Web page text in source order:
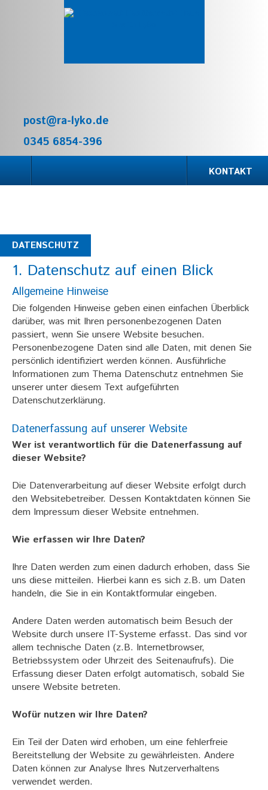
EHEVERTRAG
GEBÜHREN
ANFAHRT
IMPRESSUM
DATENSCHUTZ
JETZT ANRUFEN
ICH AKZEPTIERE DIE
DATENSCHUTZBESTIMMUNGEN.
post@ra-lyko.de
0345 6854-396
KONTAKT
DATENSCHUTZ
1. Datenschutz auf einen Blick
Allgemeine Hinweise
Die folgenden Hinweise geben einen einfachen Überblick
darüber, was mit Ihren personenbezogenen Daten
passiert, wenn Sie unsere Website besuchen.
Personenbezogene Daten sind alle Daten, mit denen Sie
persönlich identifiziert werden können. Ausführliche
Informationen zum Thema Datenschutz entnehmen Sie
unserer unter diesem Text aufgeführten
Datenschutzerklärung.
Datenerfassung auf unserer Website
Wer ist verantwortlich für die Datenerfassung auf
dieser Website?
Die Datenverarbeitung auf dieser Website erfolgt durch
den Websitebetreiber. Dessen Kontaktdaten können Sie
dem Impressum dieser Website entnehmen.
Wie erfassen wir Ihre Daten?
Ihre Daten werden zum einen dadurch erhoben, dass Sie
uns diese mitteilen. Hierbei kann es sich z.B. um Daten
handeln, die Sie in ein Kontaktformular eingeben.
Andere Daten werden automatisch beim Besuch der
Website durch unsere IT-Systeme erfasst. Das sind vor
allem technische Daten (z.B. Internetbrowser,
Betriebssystem oder Uhrzeit des Seitenaufrufs). Die
Erfassung dieser Daten erfolgt automatisch, sobald Sie
unsere Website betreten.
Wofür nutzen wir Ihre Daten?
Ein Teil der Daten wird erhoben, um eine fehlerfreie
Bereitstellung der Website zu gewährleisten. Andere
Daten können zur Analyse Ihres Nutzerverhaltens
verwendet werden.